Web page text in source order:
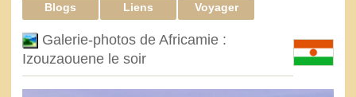
Blogs
Liens Voyager
Galerie-photos de Africamie :
Izouzaouene le soir